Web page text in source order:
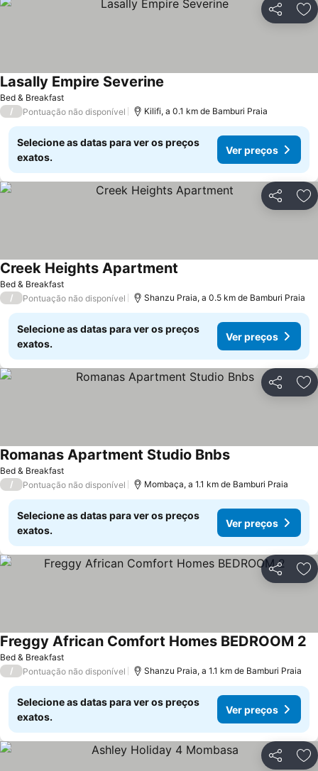
Partilhar
Bed & Breakfast
Lasally Empire Severine
/ Pontuação não disponível Kilifi, a 0.1 km de Bamburi Praia
Selecione as datas para ver os preços
exatos.
Ver preços
Partilhar
Bed & Breakfast
Creek Heights Apartment
/ Pontuação não disponível Shanzu Praia, a 0.5 km de Bamburi Praia
Selecione as datas para ver os preços
exatos.
Ver preços
Partilhar
Bed & Breakfast
Romanas Apartment Studio Bnbs
/ Pontuação não disponível Mombaça, a 1.1 km de Bamburi Praia
Selecione as datas para ver os preços
exatos.
Ver preços
Partilhar
Bed & Breakfast
Freggy African Comfort Homes BEDROOM 2
/ Pontuação não disponível Shanzu Praia, a 1.1 km de Bamburi Praia
Selecione as datas para ver os preços
exatos.
Ver preços
Partilhar